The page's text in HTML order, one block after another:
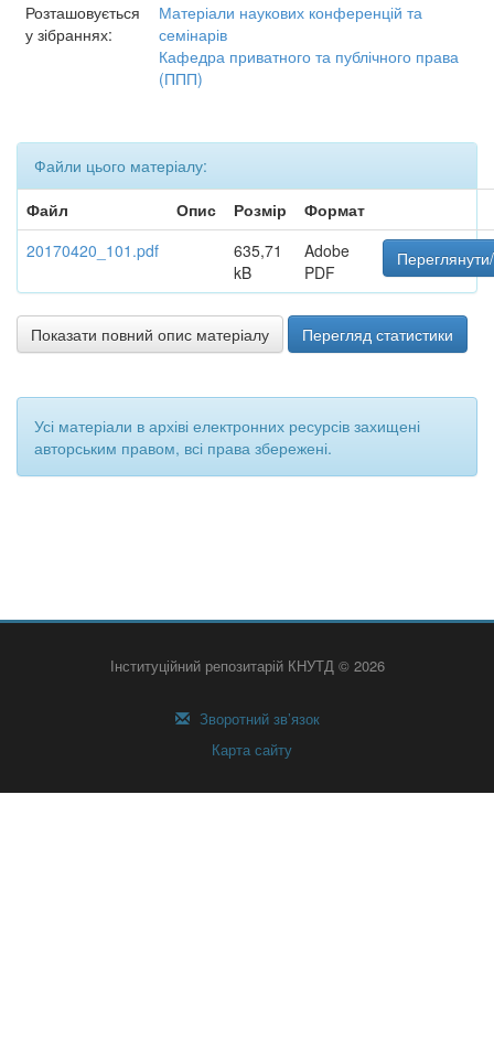
Розташовується
у зібраннях:
Матеріали наукових конференцій та
семінарів
Кафедра приватного та публічного права
(ППП)
Файли цього матеріалу:
Файл
Опис Розмір
Формат
20170420_101.pdf
635,71
kB
Adobe
PDF
Показати повний опис матеріалу Перегляд статистики
Усі матеріали в архіві електронних ресурсів захищені
авторським правом, всі права збережені.
Інституційний репозитарій КНУТД © 2026
Зворотний зв’язок
Карта сайту